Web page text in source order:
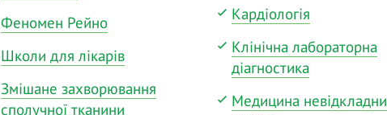
Феномен Рейно
Школи для лікарів
Змішане захворювання
сполучної тканини
Кардіологія
Клінічна лабораторна
діагностика
Медицина